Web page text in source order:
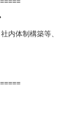
内体制構築等、